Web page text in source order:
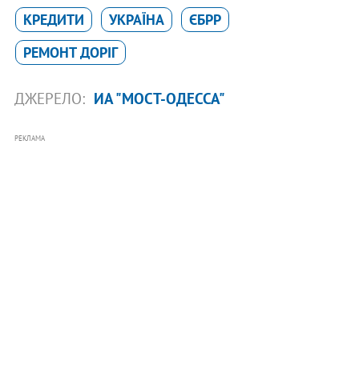
КРЕДИТИ УКРАЇНА
ЄБРР
РЕМОНТ ДОРІГ
ДЖЕРЕЛО: ИА "МОСТ-ОДЕССА"
РЕКЛАМА